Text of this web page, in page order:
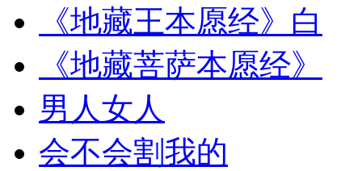
《地藏王本愿经》白
《地藏菩萨本愿经》
男人女人
会不会割我的